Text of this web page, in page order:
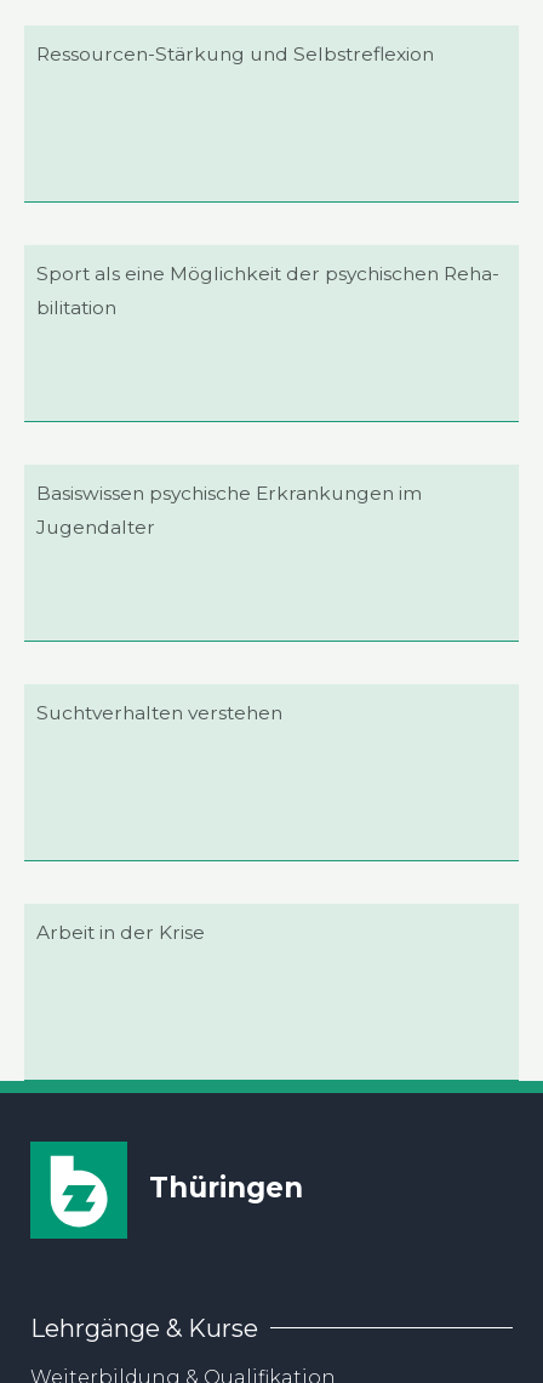
Res­­sour­cen-Stär­­kung und Selbst­re­fle­xi­on
Sport als eine Mög­lich­keit der psy­chi­schen Reha­
bi­li­ta­ti­on
Basis­wis­sen psy­chi­sche Erkran­kun­gen im
Jugend­al­ter
Sucht­ver­hal­ten ver­ste­hen
Arbeit in der Kri­se
Thüringen
Lehrgänge & Kurse
Weiterbildung & Qualifikation